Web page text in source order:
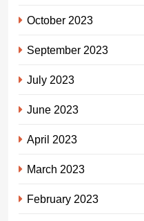
October 2023
September 2023
July 2023
June 2023
April 2023
March 2023
February 2023